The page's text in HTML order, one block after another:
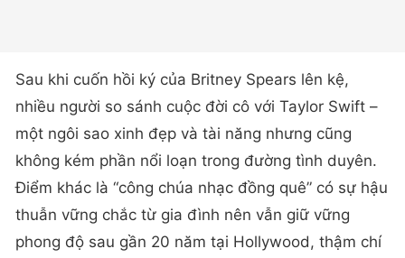
Sau khi cuốn hồi ký của Britney Spears lên kệ,
nhiều người so sánh cuộc đời cô với Taylor Swift –
một ngôi sao xinh đẹp và tài năng nhưng cũng
không kém phần nổi loạn trong đường tình duyên.
Điểm khác là “công chúa nhạc đồng quê” có sự hậu
thuẫn vững chắc từ gia đình nên vẫn giữ vững
phong độ sau gần 20 năm tại Hollywood, thậm chí